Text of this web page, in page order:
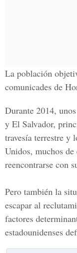
La población
comunicades de
Durante 2014,
y El Salvador,
travesía terrestre y
Unidos, muchos
reencontrarse con
Pero también la
escapar al
factores
estadounidenses